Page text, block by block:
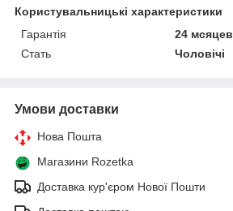
Користувальницькі характеристики
Гарантія
24 мсяцев
Стать
Чоловічі
Умови доставки
Нова Пошта
Магазини Rozetka
Доставка кур'єром Нової Пошти